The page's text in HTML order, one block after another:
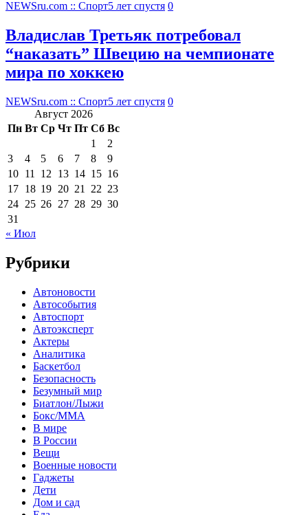
NEWSru.com :: Спорт5 лет спустя 0
Владислав Третьяк потребовал
“наказать” Швецию на чемпионате
мира по хоккею
NEWSru.com :: Спорт5 лет спустя 0
Август 2026
Пн Вт Ср Чт Пт Сб Вс
1
2
3
4 5 6 7 8
9
10 11 12 13 14 15 16
17 18 19 20 21 22 23
24 25 26 27 28 29 30
31
« Июл
Рубрики
Автоновости
Автособытия
Автоспорт
Автоэксперт
Актеры
Аналитика
Баскетбол
Безопасность
Безумный мир
Биатлон/Лыжи
Бокс/MMA
В мире
В России
Вещи
Военные новости
Гаджеты
Дети
Дом и сад